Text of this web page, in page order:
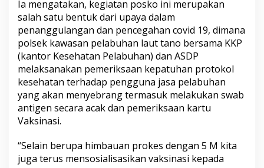
Ia mengatakan, kegiatan posko ini merupakan
salah satu bentuk dari upaya dalam
penanggulangan dan pencegahan covid 19, dimana
polsek kawasan pelabuhan laut tano bersama KKP
(kantor Kesehatan Pelabuhan) dan ASDP
melaksanakan pemeriksaan kepatuhan protokol
kesehatan terhadap pengguna jasa pelabuhan
yang akan menyebrang termasuk melakukan swab
antigen secara acak dan pemeriksaan kartu
Vaksinasi.
“Selain berupa himbauan prokes dengan 5 M kita
juga terus mensosialisasikan vaksinasi kepada